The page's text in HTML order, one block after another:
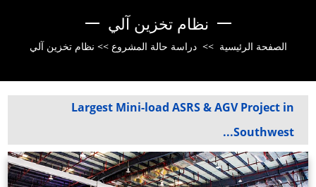
نظام تخزين آلي
الصفحة الرئيسية >>دراسة حالة المشروع >> نظام تخزين آلي
Largest Mini-load ASRS & AGV Project in
Southwest...